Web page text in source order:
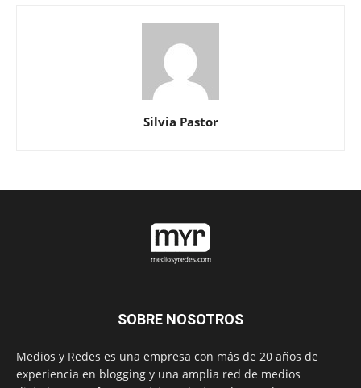
Silvia Pastor
SOBRE NOSOTROS
Medios y Redes es una empresa con más de 20 años de
experiencia en blogging y una amplia red de medios